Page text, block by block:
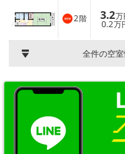
2階 3.2万
0.2万
全件の空